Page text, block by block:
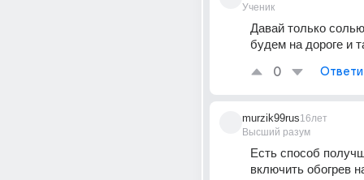
Ученик
Давай только
будем на дороге и
0
murzik99rus
Высший разум
16лет
Есть способ
включить обогрев